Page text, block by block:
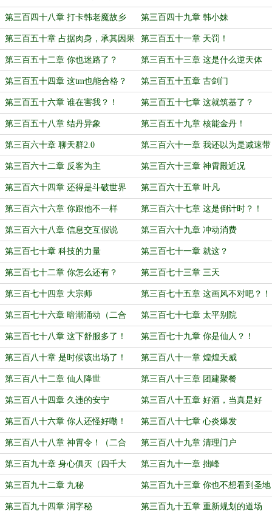
第三百四十八章 打卡韩老魔故乡 第三百四十九章 韩小妹
第三百五十章 占据肉身，承其因果 第三百五十一章 天罚！
第三百五十二章 你也迷路了？ 第三百五十三章 这是什么逆天体
质？
第三百五十四章 这tm也能合格？ 第三百五十五章 古剑门
第三百五十六章 谁在害我？！ 第三百五十七章 这就筑基了？
第三百五十八章 结丹异象 第三百五十九章 核能金丹！
第三百六十章 聊天群2.0 第三百六十一章 我还以为是减速带
呢！
第三百六十二章 反客为主 第三百六十三章 神霄殿近况
第三百六十四章 还得是斗破世界
啊！
第三百六十五章 叶凡
第三百六十六章 你跟他不一样 第三百六十七章 这是倒计时？！
第三百六十八章 信息交互假说 第三百六十九章 冲动消费
第三百七十章 科技的力量 第三百七十一章 就这？
第三百七十二章 你怎么还有？ 第三百七十三章 三天
第三百七十四章 大宗师 第三百七十五章 这画风不对吧？！
第三百七十六章 暗潮涌动（二合
一）
第三百七十七章 太平别院
第三百七十八章 这下舒服多了！ 第三百七十九章 你是仙人？！
第三百八十章 是时候该出场了！
（二合一）
第三百八十一章 煌煌天威
第三百八十二章 仙人降世 第三百八十三章 团建聚餐
第三百八十四章 久违的安宁 第三百八十五章 好酒，当真是好
酒！
第三百八十六章 你人还怪好嘞！ 第三百八十七章 心炎爆发
第三百八十八章 神霄令！（二合
一）
第三百八十九章 清理门户
第三百九十章 身心俱灭（四千大
章）
第三百九十一章 拙峰
第三百九十二章 九秘 第三百九十三章 你也不想看到圣地
就此消亡吧？
第三百九十四章 润字秘 第三百九十五章 重新规划的道场